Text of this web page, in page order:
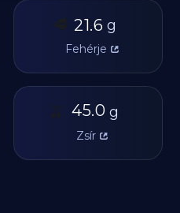
🥩 21.6 g
Fehérje
🫒 45.0 g
Zsír